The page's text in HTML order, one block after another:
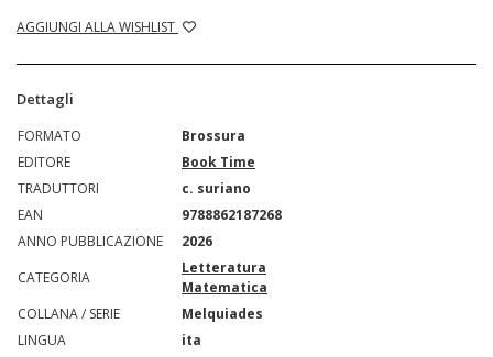
AGGIUNGI ALLA WISHLIST
Dettagli
FORMATO
Brossura
EDITORE
Book Time
TRADUTTORI
c. suriano
EAN
9788862187268
ANNO PUBBLICAZIONE
2026
CATEGORIA
Letteratura
Matematica
COLLANA / SERIE
Melquiades
LINGUA
ita